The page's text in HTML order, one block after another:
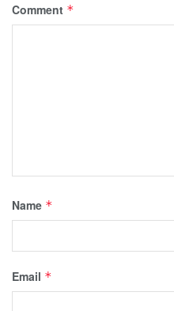
Comment *
Name *
Email *